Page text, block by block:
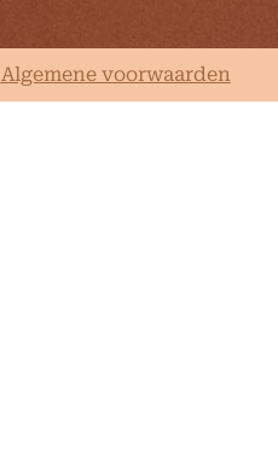
Algemene voorwaarden